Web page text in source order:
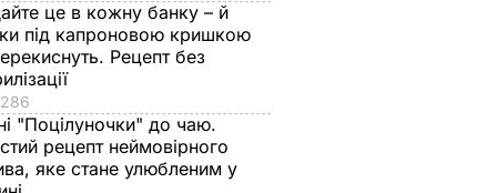
це в кожну банку – й
під капроновою кришкою
Рецепт без
"Поцілуночки" до чаю.
рецепт неймовірного
яке стане улюбленим у